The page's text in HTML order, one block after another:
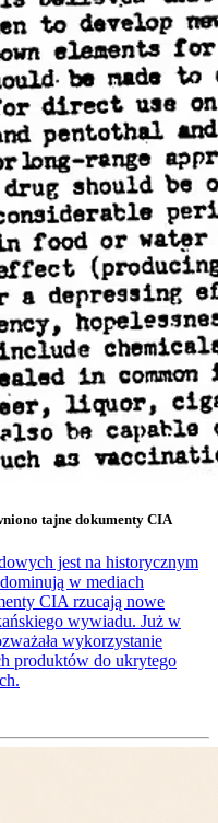
tajne dokumenty CIA
jest na historycznym
w mediach
CIA rzucają nowe
wywiadu. Już w
wykorzystanie
produktów do ukrytego